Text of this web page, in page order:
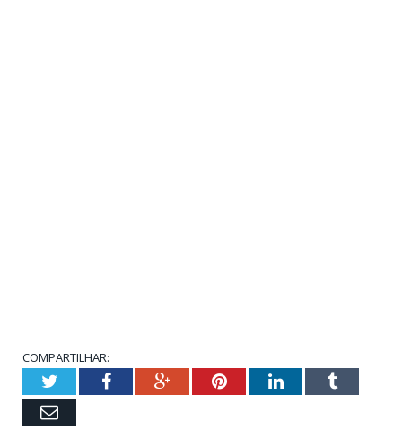
COMPARTILHAR:
TwitterFacebookGoogle+PinterestLinkedInTumblr
Email